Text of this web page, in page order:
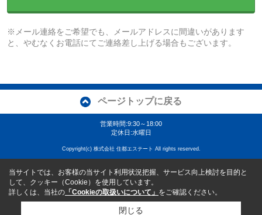
※メール連絡をご希望でも、メールアドレスに間違いがあります
と、やむなくお電話にてご連絡差し上げる場合もございます。
ページトップに戻る
営業時間:9:30～18:00
定休日:水曜日
Copyright(c) 株式会社 住都エステート All rights reserved.
当サイトでは、お客様の当サイト利用状況把握、サービス向上検討を目的と
して、クッキー（Cookie）を使用しています。
詳しくは、当社の 「Cookieの取扱いについて」 をご確認ください。
閉じる